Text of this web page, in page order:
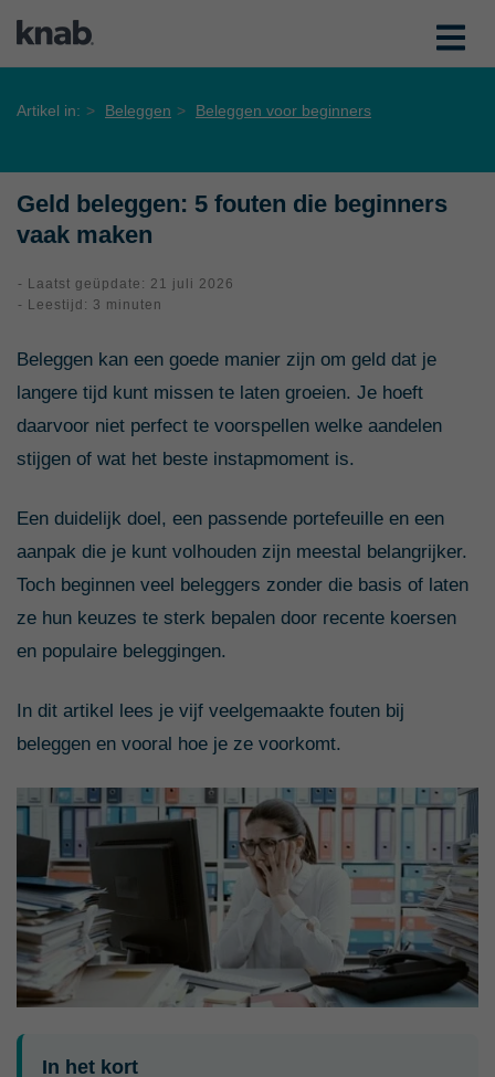
Artikel in: Beleggen Beleggen voor beginners
Geld beleggen: 5 fouten die beginners
vaak maken
- Laatst geüpdate: 21 juli 2026
- Leestijd: 3 minuten
Beleggen kan een goede manier zijn om geld dat je
langere tijd kunt missen te laten groeien. Je hoeft
daarvoor niet perfect te voorspellen welke aandelen
stijgen of wat het beste instapmoment is.
Een duidelijk doel, een passende portefeuille en een
aanpak die je kunt volhouden zijn meestal belangrijker.
Toch beginnen veel beleggers zonder die basis of laten
ze hun keuzes te sterk bepalen door recente koersen
en populaire beleggingen.
In dit artikel lees je vijf veelgemaakte fouten bij
beleggen en vooral hoe je ze voorkomt.
In het kort